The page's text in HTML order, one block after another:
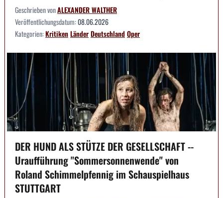
Geschrieben vonALEXANDER WALTHER
Veröffentlichungsdatum:08.06.2026
Kategorien:KritikenLänderDeutschlandOper
DER HUND ALS STÜTZE DER GESELLSCHAFT --
Uraufführung "Sommersonnenwende" von
Roland Schimmelpfennig im Schauspielhaus
STUTTGART